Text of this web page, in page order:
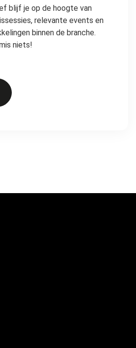
blijf je op de hoogte van
relevante events en
binnen de branche.
niets!